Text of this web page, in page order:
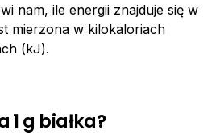
nam, ile energii znajduje się w
mierzona w kilokaloriach
(kJ).
1 g białka?